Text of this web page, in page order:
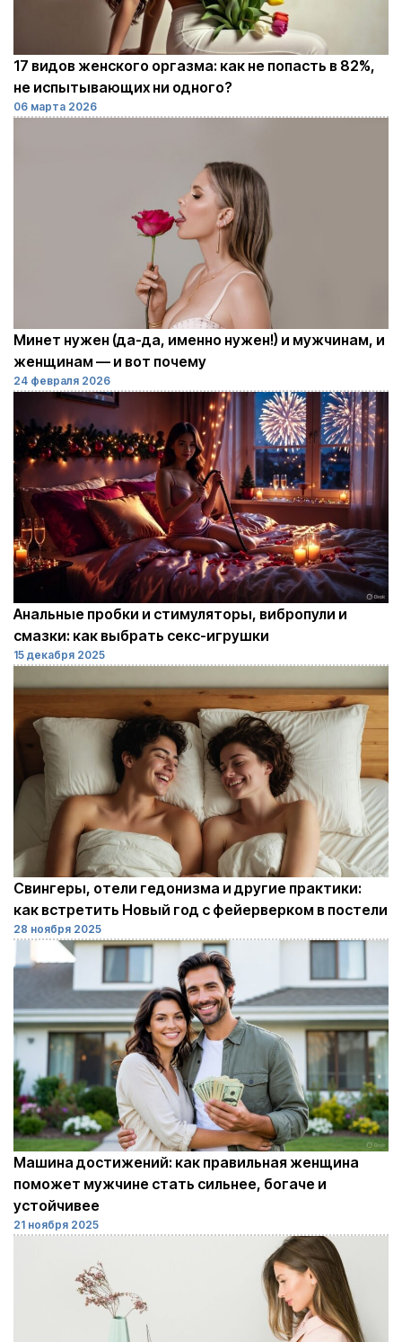
06 марта 2026
17 видов женского оргазма: как не попасть в 82%,
не испытывающих ни одного?
24 февраля 2026
Минет нужен (да-да, именно нужен!) и мужчинам, и
женщинам — и вот почему
15 декабря 2025
Анальные пробки и стимуляторы, вибропули и
смазки: как выбрать секс-игрушки
28 ноября 2025
Свингеры, отели гедонизма и другие практики:
как встретить Новый год с фейерверком в постели
21 ноября 2025
Машина достижений: как правильная женщина
поможет мужчине стать сильнее, богаче и
устойчивее